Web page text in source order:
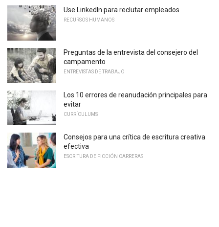
Use LinkedIn para reclutar empleados
RECURSOS HUMANOS
Preguntas de la entrevista del consejero del
campamento
ENTREVISTAS DE TRABAJO
Los 10 errores de reanudación principales para
evitar
CURRÍCULUMS
Consejos para una crítica de escritura creativa
efectiva
ESCRITURA DE FICCIÓN CARRERAS